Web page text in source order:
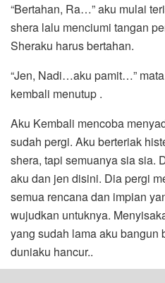
“Bertahan, Ra…” aku mulai
shera lalu menciumi tangan
Sheraku harus bertahan.
“Jen, Nadi…aku pamit…”
kembali menutup .
Aku Kembali mencoba
sudah pergi. Aku berteriak
shera, tapi semuanya sia sia.
aku dan jen disini. Dia pergi
semua rencana dan impian
wujudkan untuknya.
yang sudah lama aku bangun
duniaku hancur..